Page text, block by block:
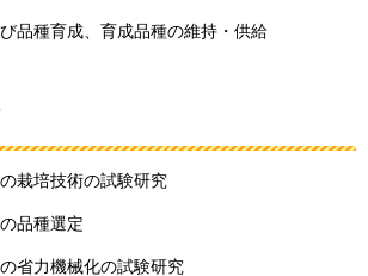
品種育成、育成品種の維持・供給
栽培技術の試験研究
品種選定
省力機械化の試験研究